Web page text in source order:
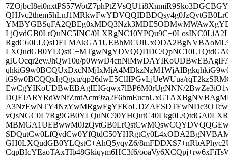
LjQvdGB0LrQuNC5INC/
LXQudGB0YLQstC+MTgwNgYDVQQDDC/
gIUOcqr2ev/JhQw10u/
iG9w0BCQQxIgQgxu/qp26dwE5ClIIPGvLjUeWUua/
EwCgYIKoUDBwEBAgIEIGqwx7lBP6M0rUgNNN/
vQsNGC0L7Rg9GB0YLQuNC90YHQutC40Lkg0L/
GH0LXQudGB0YLQstC+AhQ5yqvZ6/
CqpBIcYEaoTAxTIb48Gkiqym6HC3f6/